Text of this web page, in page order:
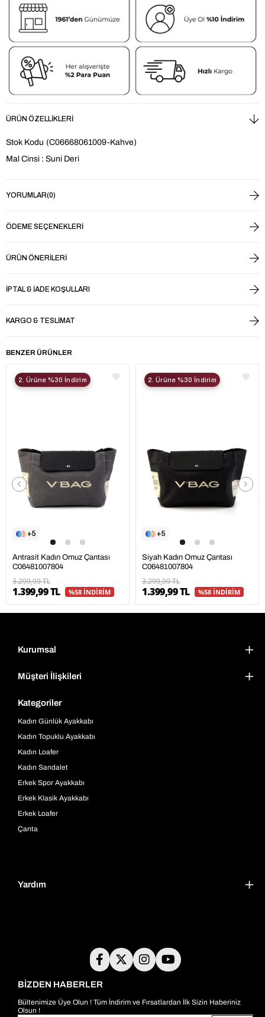
ÜRÜN ÖZELLIKLERI
Stok Kodu (C06668061009-Kahve)
Mal Cinsi : Suni Deri
YORUMLAR(0)
ÖDEME SEÇENEKLERI
ÜRÜN ÖNERILERI
İPTAL & İADE KOŞULLARI
KARGO & TESLIMAT
BENZER ÜRÜNLER
5
Antrasit Kadın Omuz Çantası
C06481007804
3.299,99 TL
1.399,99 TL %58 İNDİRİM
2. Ürüne %30 İndirim
5
Siyah Kadın Omuz Çantası
C06481007804
3.299,99 TL
1.399,99 TL %58 İNDİRİM
2. Ürüne %30 İndirim
Kurumsal
Müşteri İlişkileri
Kategoriler
Kadın Günlük Ayakkabı
Kadın Topuklu Ayakkabı
Kadın Loafer
Kadın Sandalet
Erkek Spor Ayakkabı
Erkek Klasik Ayakkabı
Erkek Loafer
Çanta
Yardım
BİZDEN HABERLER
Bültenimize Üye Olun ! Tüm İndirim ve Fırsatlardan İlk Sizin Haberiniz
Olsun !